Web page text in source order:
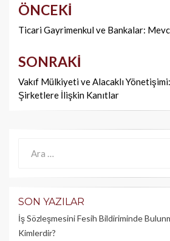
Yazı
dolaşımı
ÖNCEKI
Ticari Gayrimenkul ve Bankalar:
SONRAKI
Vakıf Mülkiyeti ve Alacaklı
Şirketlere İlişkin Kanıtlar
SON YAZILAR
İş Sözleşmesini Fesih Bildiriminde
Kimlerdir?